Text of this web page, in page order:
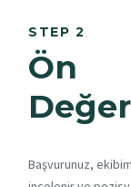
STEP 2
Ön
Başvurunuz,